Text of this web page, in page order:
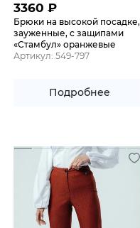
3360 ₽
Брюки на высокой посадке,
зауженные, с защипами
«Стамбул» оранжевые
Артикул: 549-797
Подробнее